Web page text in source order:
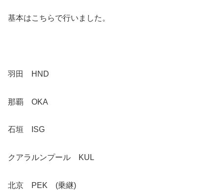
基本はこちらで行いました。
羽田 HND
那覇 OKA
石垣 ISG
クアラルンプール KUL
北京 PEK (乗継)